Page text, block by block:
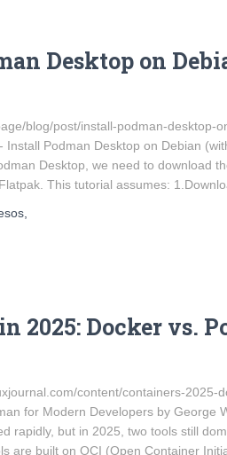
Desktop on
blog/post/install-podman-desktop-
Install Podman Desktop on Debian
Desktop, we need to download
This tutorial assumes:
2025: Docker vs.
content/containers-
for Modern Developers by George
rapidly, but in 2025, two tools still
are built on OCI (Open Container